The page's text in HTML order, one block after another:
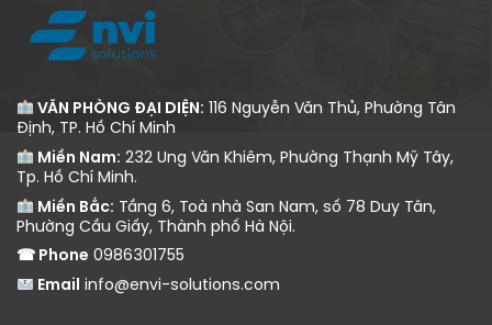
VĂN PHÒNG ĐẠI DIỆN: 116 Nguyễn Văn Thủ, Phường Tân
Định, TP. Hồ Chí Minh
Miền Nam: 232 Ung Văn Khiêm, Phường Thạnh Mỹ Tây,
Tp. Hồ Chí Minh.
Miền Bắc: Tầng 6, Toà nhà San Nam, số 78 Duy Tân,
Phường Cầu Giấy, Thành phố Hà Nội.
☎ Phone 0986301755
Email info@envi-solutions.com